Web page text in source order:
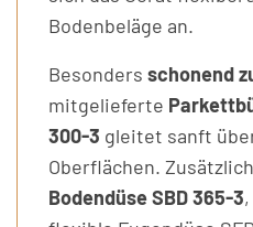
Bodenbeläge an.
Besonders schonend
mitgelieferte
300-3 gleitet sanft
Oberflächen.
Bodendüse SBD 365-3